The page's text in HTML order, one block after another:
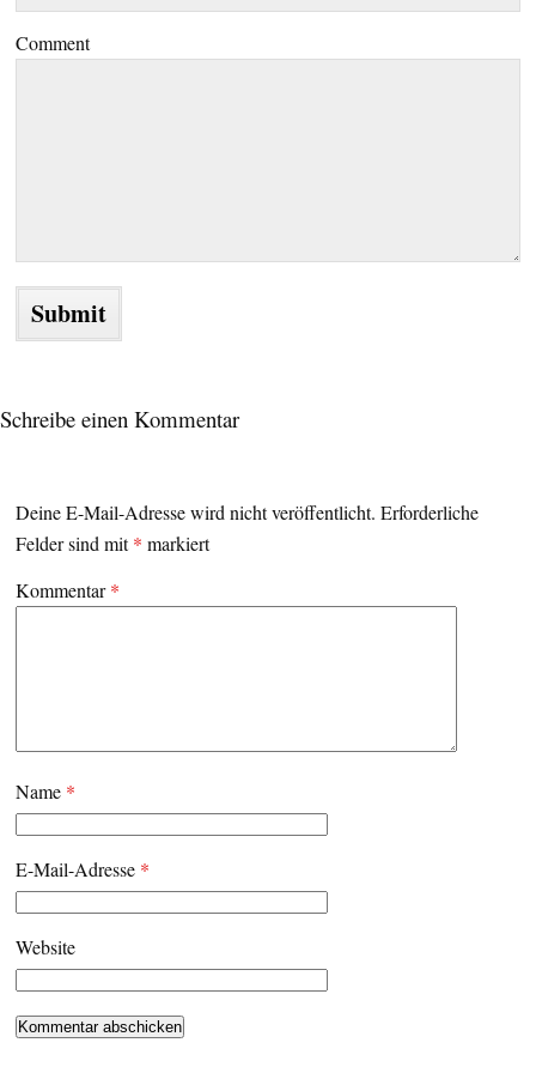
Comment
Schreibe einen Kommentar
Deine E-Mail-Adresse wird nicht veröffentlicht. Erforderliche
Felder sind mit* markiert
Kommentar*
Name *
E-Mail-Adresse *
Website